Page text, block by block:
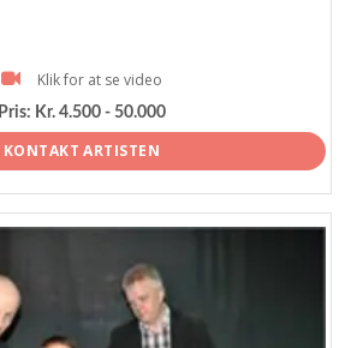
Klik for at se video
Pris: Kr. 4.500 - 50.000
KONTAKT ARTISTEN